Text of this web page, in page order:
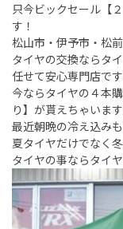
只今ビックセール【
す！
松山市・伊予市・松
タイヤの交換ならタ
任せて安心専門店です
今ならタイヤの４本
り】が貰えちゃいま
最近朝晩の冷え込み
夏タイヤだけでなく
タイヤの事ならタイ